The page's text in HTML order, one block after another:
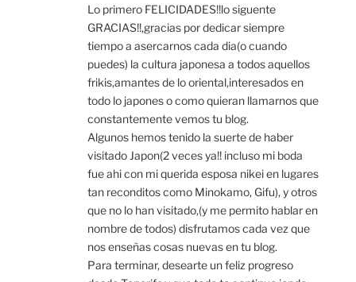
Lo primero FELICIDADES!!lo siguente
GRACIAS!!,gracias por dedicar siempre
tiempo a asercarnos cada dia(o cuando
puedes) la cultura japonesa a todos aquellos
frikis,amantes de lo oriental,interesados en
todo lo japones o como quieran llamarnos que
constantemente vemos tu blog.
Algunos hemos tenido la suerte de haber
visitado Japon(2 veces ya!! incluso mi boda
fue ahi con mi querida esposa nikei en lugares
tan reconditos como Minokamo, Gifu), y otros
que no lo han visitado,(y me permito hablar en
nombre de todos) disfrutamos cada vez que
nos enseñas cosas nuevas en tu blog.
Para terminar, desearte un feliz progreso